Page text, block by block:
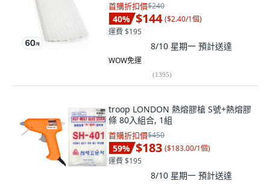
首購折扣價$240
40% $144 ($2.40/1個)
運費 $195
8/10 星期一 預計送達
WOW免運
(1395)
troop LONDON 熱熔膠槍 S號+熱熔膠
條 80入組合, 1組
首購折扣價$450
59% $183 ($183.00/1個)
運費 $195
8/10 星期一 預計送達